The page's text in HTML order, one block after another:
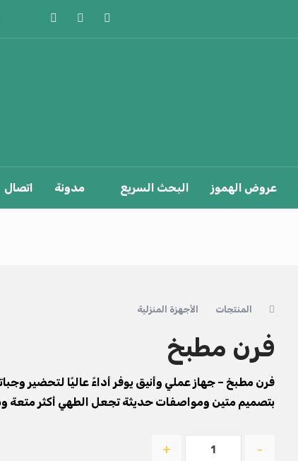
عروض الهموز البحث السريع مدونة اتصال
المنتجات الأجهزة المنزلية
فرن مطبخ
فرن مطبخ – جهاز عملي وأنيق يوفر أداءً عاليًا لتحضير
بتصميم متين ومواصفات حديثة تجعل الطهي أكثر متعة
-
+